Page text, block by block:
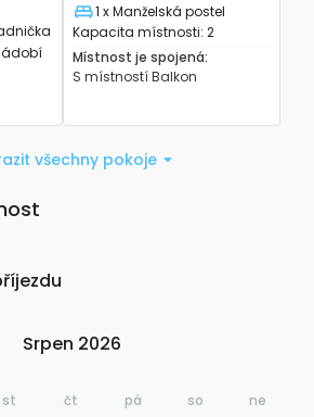
Lůžko1 x Manželská postel
Kapacita místnosti: 2
Místnost je spojená:
S místnostíBalkon
všechny pokoje
Srpen 2026
st čt pá so ne